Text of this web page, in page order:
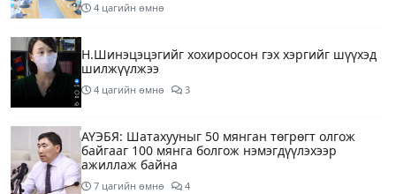
4 цагийн өмнө
Н.Шинэцэцэгийг хохироосон гэх хэргийг шүүхэд
шилжүүлжээ
4 цагийн өмнө 3
АҮЭБЯ: Шатахууныг 50 мянган төгрөгт олгож
байгааг 100 мянга болгож нэмэгдүүлэхээр
ажиллаж байна
7 цагийн өмнө 4